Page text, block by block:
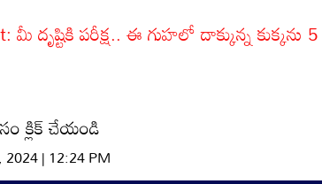
దృష్టికి పరీక్ష.. ఈ గుహలో దాక్కున్న కుక్కను
క్లిక్ చేయండి
| 12:24 PM